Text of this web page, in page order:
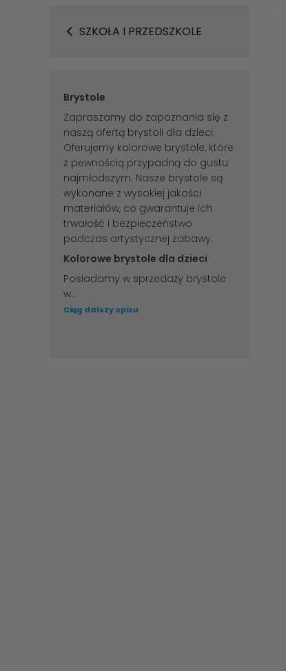
SZKOŁA I PRZEDSZKOLE
Brystole
Zapraszamy do zapoznania się z
naszą ofertą brystoli dla dzieci.
Oferujemy kolorowe brystole, które
z pewnością przypadną do gustu
najmłodszym. Nasze brystole są
wykonane z wysokiej jakości
materiałów, co gwarantuje ich
trwałość i bezpieczeństwo
podczas artystycznej zabawy.
Kolorowe brystole dla dzieci
Posiadamy w sprzedaży brystole
w...
Ciąg dalszy opisu